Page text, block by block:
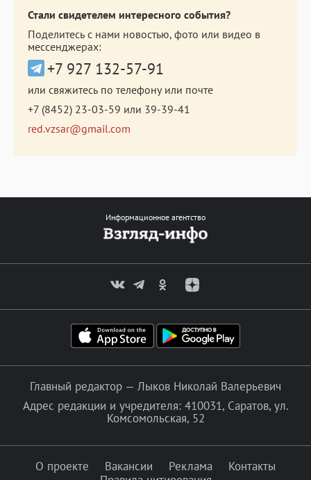
Стали свидетелем интересного события?
Поделитесь с нами новостью, фото или видео в
мессенджерах:
+7 927 132-57-91
или свяжитесь по телефону или почте
+7 (8452) 23-03-59 или 39-39-41
red.vzsar@gmail.com
Информационное агентство
Главный редактор — Лыков Николай Валерьевич
Адрес редакции и учредителя: 410031, Саратов, ул.
Комсомольская, 52
О проекте Вакансии Реклама
Контакты